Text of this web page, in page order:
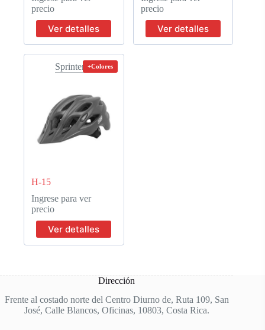
precio
Ver detalles
precio
Ver detalles
Sprinter +Colores
H-15
Ingrese para ver
precio
Ver detalles
Dirección
Frente al costado norte del Centro Diurno de, Ruta 109, San
José, Calle Blancos, Oficinas, 10803, Costa Rica.